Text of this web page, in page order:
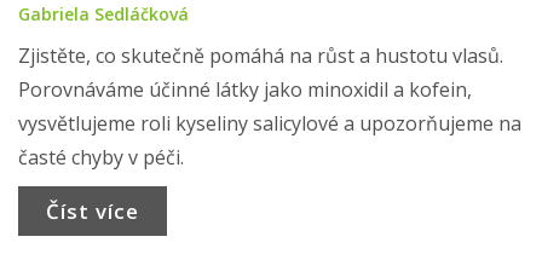
Gabriela Sedláčková
Zjistěte, co skutečně pomáhá na růst a hustotu vlasů.
Porovnáváme účinné látky jako minoxidil a kofein,
vysvětlujeme roli kyseliny salicylové a upozorňujeme na
časté chyby v péči.
Číst více